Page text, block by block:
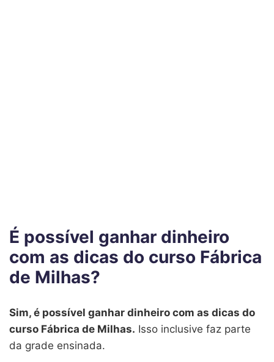
É possível ganhar dinheiro
com as dicas do curso Fábrica
de Milhas?
Sim, é possível ganhar dinheiro com as dicas do
curso Fábrica de Milhas. Isso inclusive faz parte
da grade ensinada.